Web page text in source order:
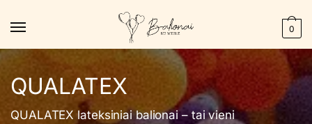
0
QUALATEX
QUALATEX lateksiniai balionai – tai vieni